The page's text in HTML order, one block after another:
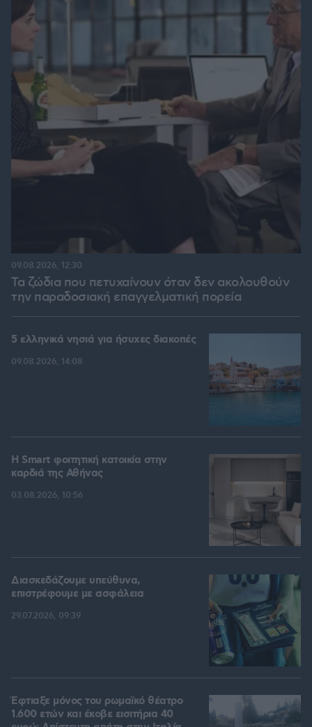
Τα ζώδια που πετυχαίνουν όταν δεν ακολουθούν
την παραδοσιακή επαγγελματική πορεία
09.08.2026, 12:30
5 ελληνικά νησιά για ήσυχες διακοπές
09.08.2026, 14:08
Η Smart φοιτητική κατοικία στην
καρδιά της Αθήνας
03.08.2026, 10:56
Διασκεδάζουμε υπεύθυνα,
επιστρέφουμε με ασφάλεια
29.07.2026, 09:39
Έφτιαξε μόνος του ρωμαϊκό θέατρο
1.600 ετών και έκοβε εισιτήρια 40